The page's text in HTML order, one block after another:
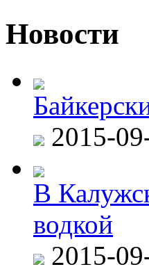
Новости
2015-
В
водкой
2015-